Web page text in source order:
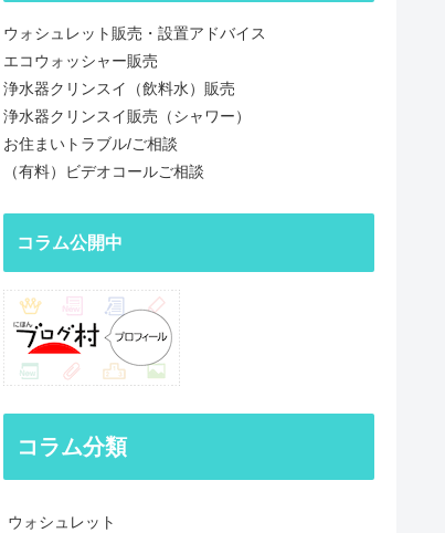
ウォシュレット販売・設置アドバイス
エコウォッシャー販売
浄水器クリンスイ（飲料水）販売
浄水器クリンスイ販売（シャワー）
お住まいトラブル/ご相談
（有料）ビデオコールご相談
コラム公開中
コラム分類
ウォシュレット